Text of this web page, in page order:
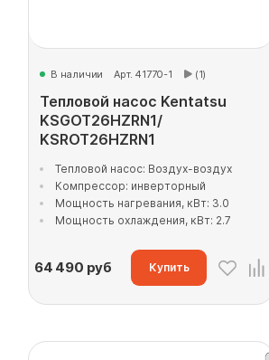
В наличии Арт. 41770-1 (1)
Тепловой насос Kentatsu
KSGOT26HZRN1/
KSROT26HZRN1
Тепловой насос: Воздух-воздух
Компрессор: инверторный
Мощность нагревания, кВт: 3.0
Мощность охлаждения, кВт: 2.7
64 490 руб Купить